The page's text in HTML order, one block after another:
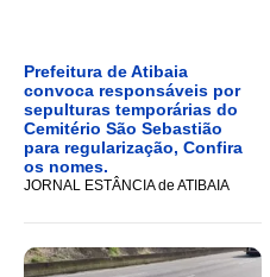
Prefeitura de Atibaia
convoca responsáveis por
sepulturas temporárias do
Cemitério São Sebastião
para regularização, Confira
os nomes.
JORNAL ESTÂNCIA de ATIBAIA